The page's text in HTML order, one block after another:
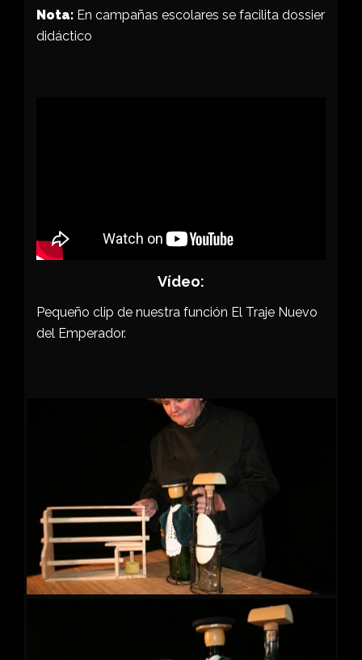
Nota: En campañas escolares se facilita dossier
didáctico
Vídeo:
Pequeño clip de nuestra función El Traje Nuevo
del Emperador.